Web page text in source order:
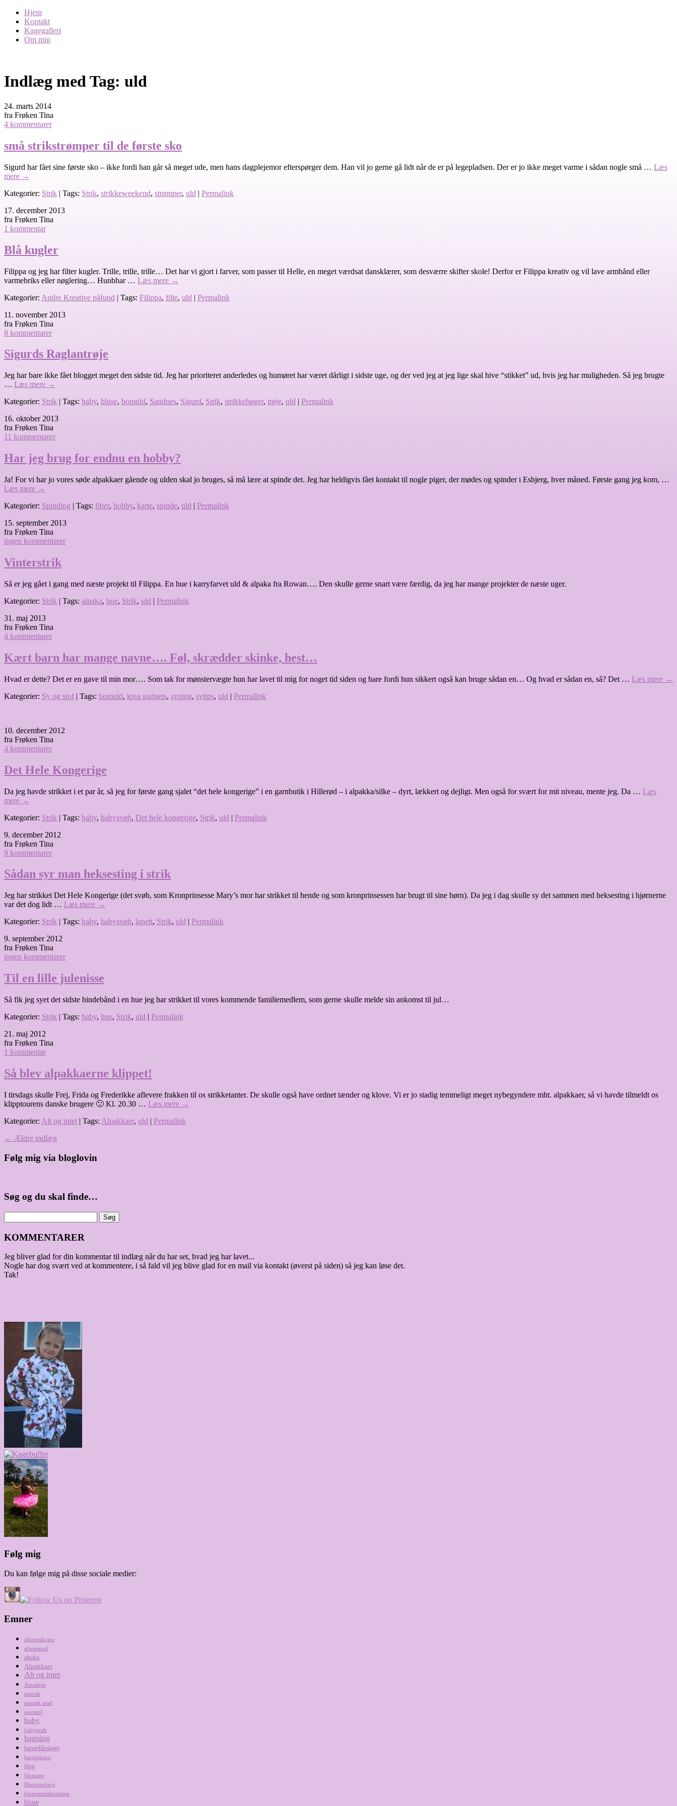
Hjem
Kontakt
Kagegalleri
Om mig
Indlæg med Tag: uld
24. marts 2014
fra Frøken Tina
4 kommentarer
små strikstrømper til de første sko
Sigurd har fået sine første sko – ikke fordi han går så meget ude, men hans dagplejemor efterspørger dem. Han vil jo gerne gå lidt når de er på legepladsen. Der er jo ikke meget varme i sådan nogle små … Læs
mere →
Kategorier: Strik | Tags: Strik, strikkeweekend, strømper, uld | Permalink
17. december 2013
fra Frøken Tina
1 kommentar
Blå kugler
Filippa og jeg har filter kugler. Trille, trille, trille… Det har vi gjort i farver, som passer til Helle, en meget værdsat dansklærer, som desværre skifter skole! Derfor er Filippa kreativ og vil lave armbånd eller
varmebriks eller nøglering… Hunbhar … Læs mere →
Kategorier: Andre Kreative påfund | Tags: Filippa, filte, uld | Permalink
11. november 2013
fra Frøken Tina
8 kommentarer
Sigurds Raglantrøje
Jeg har bare ikke fået blogget meget den sidste tid. Jeg har prioriteret anderledes og humøret har været dårligt i sidste uge, og der ved jeg at jeg lige skal hive “stikket” ud, hvis jeg har muligheden. Så jeg brugte
… Læs mere →
Kategorier: Strik | Tags: baby, bluse, bomuld, Sandnes, Sigurd, Strik, strikkebøger, trøje, uld | Permalink
16. oktober 2013
fra Frøken Tina
11 kommentarer
Har jeg brug for endnu en hobby?
Ja! For vi har jo vores søde alpakkaer gående og ulden skal jo bruges, så må lære at spinde det. Jeg har heldigvis fået kontakt til nogle piger, der mødes og spinder i Esbjerg, hver måned. Første gang jeg kom, …
Læs mere →
Kategorier: Spinding | Tags: fiber, hobby, karte, spinde, uld | Permalink
15. september 2013
fra Frøken Tina
ingen kommentarer
Vinterstrik
Så er jeg gået i gang med næste projekt til Filippa. En hue i karryfarvet uld & alpaka fra Rowan…. Den skulle gerne snart være færdig, da jeg har mange projekter de næste uger.
Kategorier: Strik | Tags: alpaka, hue, Strik, uld | Permalink
31. maj 2013
fra Frøken Tina
4 kommentarer
Kært barn har mange navne…. Føl, skrædder skinke, hest…
Hvad er dette? Det er en gave til min mor…. Som tak for mønstervægte hun har lavet til mig for noget tid siden og bare fordi hun sikkert også kan bruge sådan en… Og hvad er sådan en, så? Det … Læs mere →
Kategorier: Sy og stof| Tags: bomuld, krea gadgets, syning, sytips, uld | Permalink
10. december 2012
fra Frøken Tina
4 kommentarer
Det Hele Kongerige
Da jeg havde strikket i et par år, så jeg for første gang sjalet “det hele kongerige” i en garnbutik i Hillerød – i alpakka/silke – dyrt, lækkert og dejligt. Men også for svært for mit niveau, mente jeg. Da … Læs
mere →
Kategorier: Strik | Tags: baby, babysvøb, Det hele kongerige, Strik, uld | Permalink
9. december 2012
fra Frøken Tina
9 kommentarer
Sådan syr man heksesting i strik
Jeg har strikket Det Hele Kongerige (det svøb, som Kronprinsesse Mary’s mor har strikket til hende og som kronprinsessen har brugt til sine børn). Da jeg i dag skulle sy det sammen med heksesting i hjørnerne
var det dog lidt … Læs mere →
Kategorier: Strik | Tags: baby, babysvøb, lanett, Strik, uld | Permalink
9. september 2012
fra Frøken Tina
ingen kommentarer
Til en lille julenisse
Så fik jeg syet det sidste bindebånd i en hue jeg har strikket til vores kommende familiemedlem, som gerne skulle melde sin ankomst til jul…
Kategorier: Strik | Tags: baby, hue, Strik, uld | Permalink
21. maj 2012
fra Frøken Tina
1 kommentar
Så blev alpakkaerne klippet!
I tirsdags skulle Frej, Frida og Frederikke aflevere frakken til os strikketanter. De skulle også have ordnet tænder og klove. Vi er jo stadig temmeligt meget nybegyndere mht. alpakkaer, så vi havde tilmeldt os
klipptourens danske brugere 🙂 Kl. 20.30 … Læs mere →
Kategorier: Alt og intet | Tags: Alpakkaer, uld | Permalink
← Ældre indlæg
Følg mig via bloglovin
Søg og du skal finde…
KOMMENTARER
Jeg bliver glad for din kommentar til indlæg når du har set, hvad jeg har lavet...
Nogle har dog svært ved at kommentere, i så fald vil jeg blive glad for en mail via kontakt (øverst på siden) så jeg kan løse det.
Tak!
Følg mig
Du kan følge mig på disse sociale medier:
Emner
adventskrans
aftensmad
alpaka
Alpakkaer
Alt og intet
Amadeus
anorak
asiatisk mad
autostol
baby
babysvøb
bagning
barnedåbskage
barselsgave
blog
blomster
Blomsterberg
blomsterdekoration
bluse